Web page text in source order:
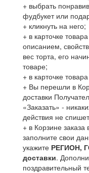
+ выбрать
фудбукет или
+ кликнуть на него;
+ в карточке
описанием,
вес торта, его
товаре;
+ в карточке
+ Вы перешли в
доставки
«Заказать» -
действия не
+ в Корзине
заполните свои
укажите РЕГИОН,
доставки.
поздравительный